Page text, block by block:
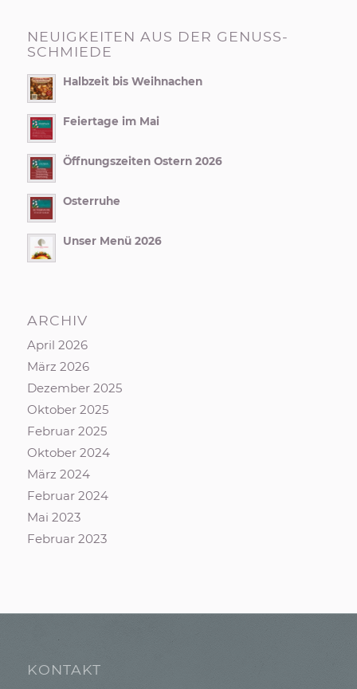
NEUIGKEITEN AUS DER GENUSS-
SCHMIEDE
Halbzeit bis Weihnachen
Feiertage im Mai
Öffnungszeiten Ostern 2026
Osterruhe
Unser Menü 2026
ARCHIV
April 2026
März 2026
Dezember 2025
Oktober 2025
Februar 2025
Oktober 2024
März 2024
Februar 2024
Mai 2023
Februar 2023
KONTAKT